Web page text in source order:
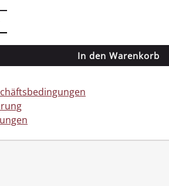
In den Warenkorb